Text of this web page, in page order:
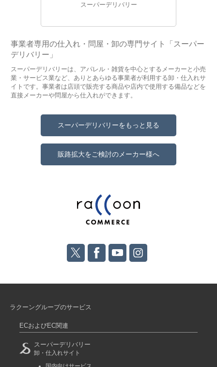
スーパーデリバリー
事業者専用の仕入れ・問屋・卸の専門サイト「スーパー
デリバリー」
スーパーデリバリーは、アパレル・雑貨を中心とするメーカーと小売
業・サービス業など、ありとあらゆる事業者が利用する卸・仕入れサ
イトです。事業者は店頭で販売する商品や店内で使用する備品などを
直接メーカーや問屋から仕入れができます。
スーパーデリバリーをもっと見る
販路拡大をご検討のメーカー様へ
ラクーングループのサービス
ECおよびEC関連
スーパーデリバリー
卸・仕入れサイト